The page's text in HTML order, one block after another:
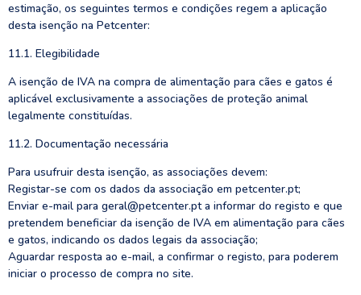
estimação, os seguintes termos e condições regem a aplicação
desta isenção na Petcenter:
11.1. Elegibilidade
A isenção de IVA na compra de alimentação para cães e gatos é
aplicável exclusivamente a associações de proteção animal
legalmente constituídas.
11.2. Documentação necessária
Para usufruir desta isenção, as associações devem:
Registar-se com os dados da associação em petcenter.pt;
Enviar e-mail para geral@petcenter.pt a informar do registo e que
pretendem beneficiar da isenção de IVA em alimentação para cães
e gatos, indicando os dados legais da associação;
Aguardar resposta ao e-mail, a confirmar o registo, para poderem
iniciar o processo de compra no site.